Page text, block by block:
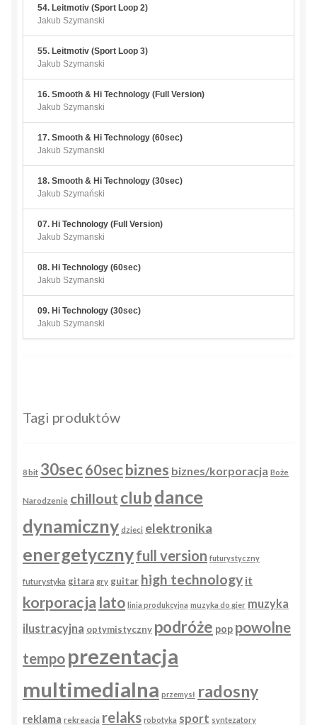
54. Leitmotiv (Sport Loop 2)
Jakub Szymanski
55. Leitmotiv (Sport Loop 3)
Jakub Szymanski
16. Smooth & Hi Technology (Full Version)
Jakub Szymanski
17. Smooth & Hi Technology (60sec)
Jakub Szymanski
18. Smooth & Hi Technology (30sec)
Jakub Szymański
07. Hi Technology (Full Version)
Jakub Szymanski
08. Hi Technology (60sec)
Jakub Szymanski
09. Hi Technology (30sec)
Jakub Szymanski
Tagi produktów
8 bit 30sec60secbiznes biznes/korporacja Boże
Narodzenie chillout clubdance
dynamiczny dzieci elektronika
energetycznyfull version futurystyczny
futurystyka gitara gry guitar high technology it
korporacja lato linia produkcyjna muzyka do gier muzyka
ilustracyjna optymistyczny podróże pop powolne
tempo prezentacja
multimedialna przemysł radosny
reklama rekreacja relaks robotyka sport syntezatory